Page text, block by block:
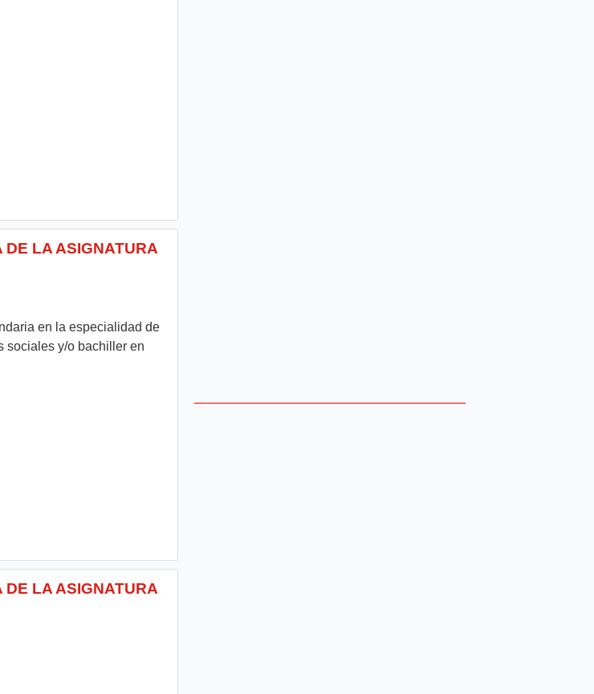
DE LA ASIGNATURA
en la especialidad de
sociales y/o bachiller en
DE LA ASIGNATURA